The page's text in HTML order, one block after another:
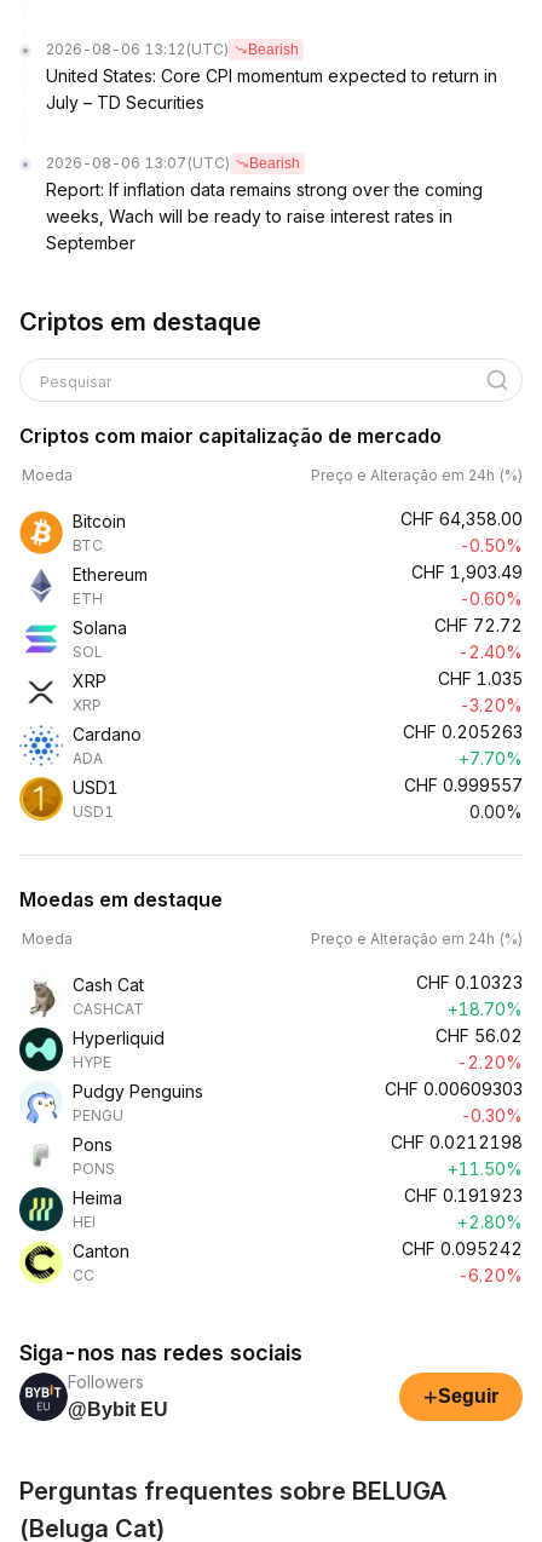
2026-08-06 13:12 (UTC) Bearish
United States: Core CPI momentum expected to return in
July – TD Securities
2026-08-06 13:07 (UTC) Bearish
Report: If inflation data remains strong over the coming
weeks, Wach will be ready to raise interest rates in
September
Criptos em destaque
Pesquisar
Criptos com maior capitalização de mercado
Moeda Preço e Alteração em 24h (%)
Bitcoin
BTC
CHF 64,358.00
-0.50%
Ethereum
ETH
CHF 1,903.49
-0.60%
Solana
SOL
CHF 72.72
-2.40%
XRP
XRP
CHF 1.035
-3.20%
Cardano
ADA
CHF 0.205263
+7.70%
USD1
USD1
CHF 0.999557
0.00%
Moedas em destaque
Moeda Preço e Alteração em 24h (%)
Cash Cat
CASHCAT
CHF 0.10323
+18.70%
Hyperliquid
HYPE
CHF 56.02
-2.20%
Pudgy Penguins
PENGU
CHF 0.00609303
-0.30%
Pons
PONS
CHF 0.0212198
+11.50%
Heima
HEI
CHF 0.191923
+2.80%
Canton
CC
CHF 0.095242
-6.20%
Siga-nos nas redes sociais
Followers
@Bybit EU
+Seguir
Perguntas frequentes sobre BELUGA
(Beluga Cat)